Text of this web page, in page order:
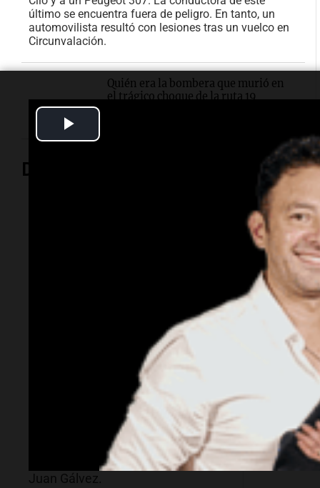
último se encuentra fuera de peligro. En tanto, un
automovilista resultó con lesiones tras un vuelco en
Circunvalación.
Quién era la bombera que murió en
el trágico choque de la ruta 19
Deportes
Sudamérica y crecen
las chances del
regreso a Argentina
Stefano Domenicali, CEO de la F1,
reveló que la categoría mantiene
conversaciones en la región.
Buenos Aires busca recuperar un
Gran Premio y avanza con las
obras en el Autódromo Oscar y
Juan Gálvez.
Deportes
y va
firme
Fútbol
Messi
sobre
Thiago